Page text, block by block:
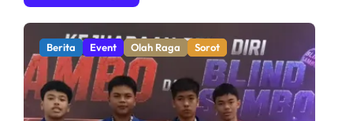
Berita Olah Raga Sorot